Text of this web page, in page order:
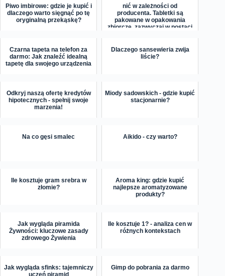
Piwo imbirowe: gdzie je kupić i
dlaczego warto sięgnąć po tę
oryginalną przekąskę?
nić w zależności od
producenta. Tabletki są
pakowane w opakowania
zbiorcze, zazwyczaj w postaci
Czarna tapeta na telefon za
darmo: Jak znaleźć idealną
tapetę dla swojego urządzenia
Dlaczego sansewieria zwija
liście?
Odkryj naszą ofertę kredytów
hipotecznych - spełnij swoje
marzenia!
Miody sadowskich - gdzie kupić
stacjonarnie?
Na co gęsi smalec Aikido - czy warto?
Ile kosztuje gram srebra w
złomie?
Aroma king: gdzie kupić
najlepsze aromatyzowane
produkty?
Jak wygląda piramida
Żywności: kluczowe zasady
zdrowego Żywienia
Ile kosztuje 1? - analiza cen w
różnych kontekstach
Jak wygląda sfinks: tajemniczy
uczeń piramid
Gimp do pobrania za darmo